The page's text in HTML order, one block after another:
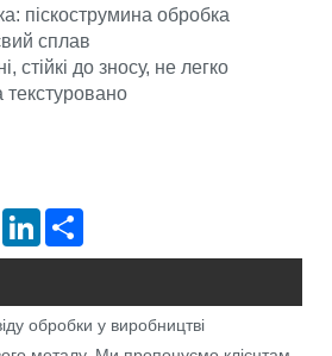
піскострумина обробка
сплав
стійкі до зносу, не легко
текстуровано
PinterestLinkedIn
обробки у виробництві